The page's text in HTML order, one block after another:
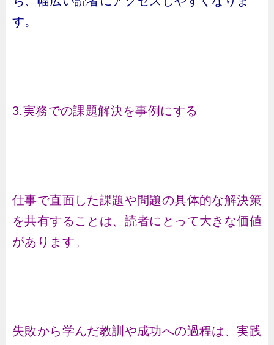
す。
3.実務での課題解決を事例にする
仕事で直面した課題や問題の具体的な解決策
を共有することは、読者にとって大きな価値
があります。
失敗から学んだ教訓や成功への過程は、実践